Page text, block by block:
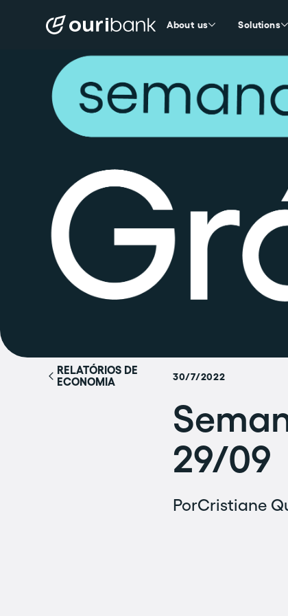
About us Solutions
RELATÓRIOS DE
ECONOMIA
30/7/2022
29/09
PorCristiane